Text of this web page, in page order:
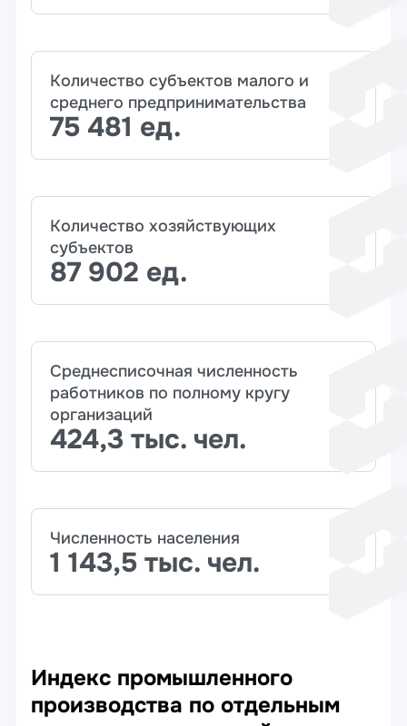
Количество субъектов малого и
среднего предпринимательства
75 481 ед.
Количество хозяйствующих
субъектов
87 902 ед.
Среднесписочная численность
работников по полному кругу
организаций
424,3 тыс. чел.
Численность населения
1 143,5 тыс. чел.
Индекс промышленного
производства по отдельным